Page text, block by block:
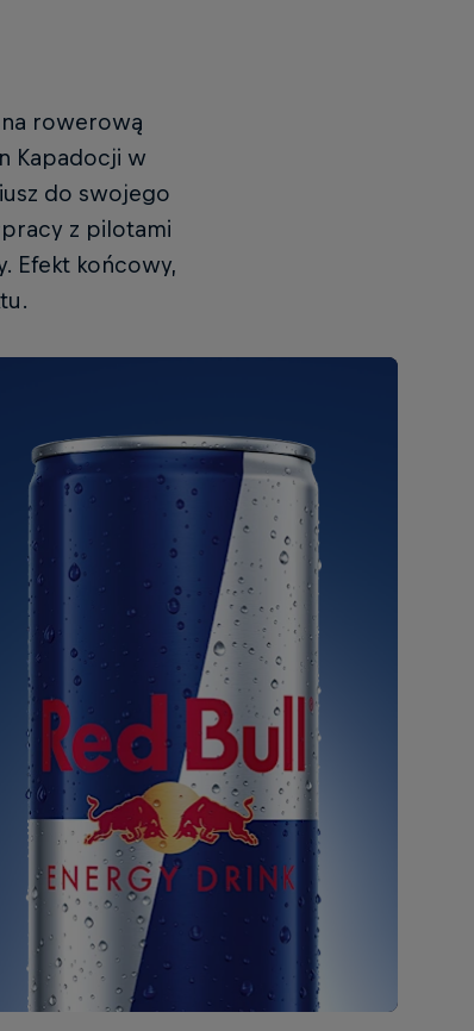
rowerową
Kapadocji w
do swojego
z pilotami
Efekt końcowy,